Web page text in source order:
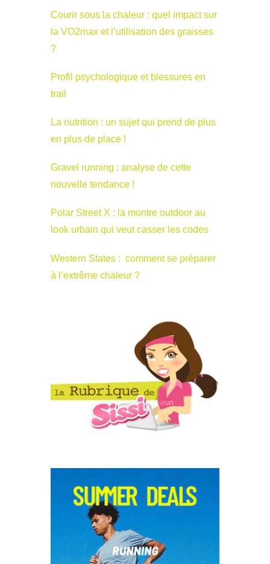
Courir sous la chaleur : quel impact sur
la VO2max et l’utilisation des graisses
?
Profil psychologique et blessures en
trail
La nutrition : un sujet qui prend de plus
en plus de place !
Gravel running : analyse de cette
nouvelle tendance !
Polar Street X : la montre outdoor au
look urbain qui veut casser les codes
Western States : comment se préparer
à l’extrême chaleur ?